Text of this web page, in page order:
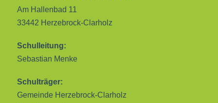
Am Hallenbad 11
33442 Herzebrock-Clarholz
Schulleitung:
Sebastian Menke
Schulträger:
Gemeinde Herzebrock-Clarholz